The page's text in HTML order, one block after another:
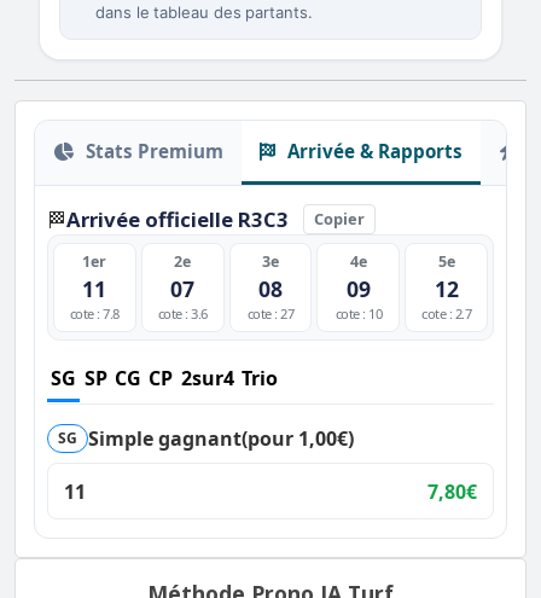
dans le tableau des partants.
Stats Premium Arrivée & Rapports
🏁Arrivée officielle R3C3 Copier
1er
11
cote : 7.8
2e
07
cote : 3.6
3e
08
cote : 27
4e
09
cote : 10
5e
12
cote : 2.7
SG SP CG CP 2sur4 Trio
SG Simple gagnant(pour 1,00€)
11
7,80€